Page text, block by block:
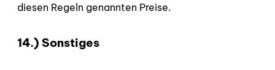
diesen Regeln genannten Preise.
14.) Sonstiges